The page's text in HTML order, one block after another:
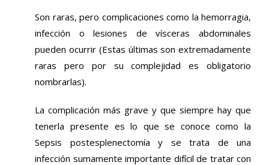
Son raras, pero complicaciones como la hemorragia,
infección o lesiones de vísceras abdominales
pueden ocurrir (Estas últimas son extremadamente
raras pero por su complejidad es obligatorio
nombrarlas).
La complicación más grave y que siempre hay que
tenerla presente es lo que se conoce como la
Sepsis postesplenectomía y se trata de una
infección sumamente importante difícil de tratar con